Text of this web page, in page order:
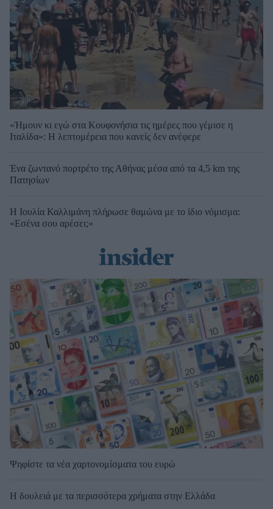
«Ήμουν κι εγώ στα Κουφονήσια τις ημέρες που γέμισε η
Ιταλίδα»: Η λεπτομέρεια που κανείς δεν ανέφερε
Ένα ζωντανό πορτρέτο της Αθήνας μέσα από τα 4,5 km της
Πατησίων
Η Ιουλία Καλλιμάνη πλήρωσε θαμώνα με το ίδιο νόμισμα:
«Εσένα σου αρέσει;»
Ψηφίστε τα νέα χαρτονομίσματα του ευρώ
Η δουλειά με τα περισσότερα χρήματα στην Ελλάδα